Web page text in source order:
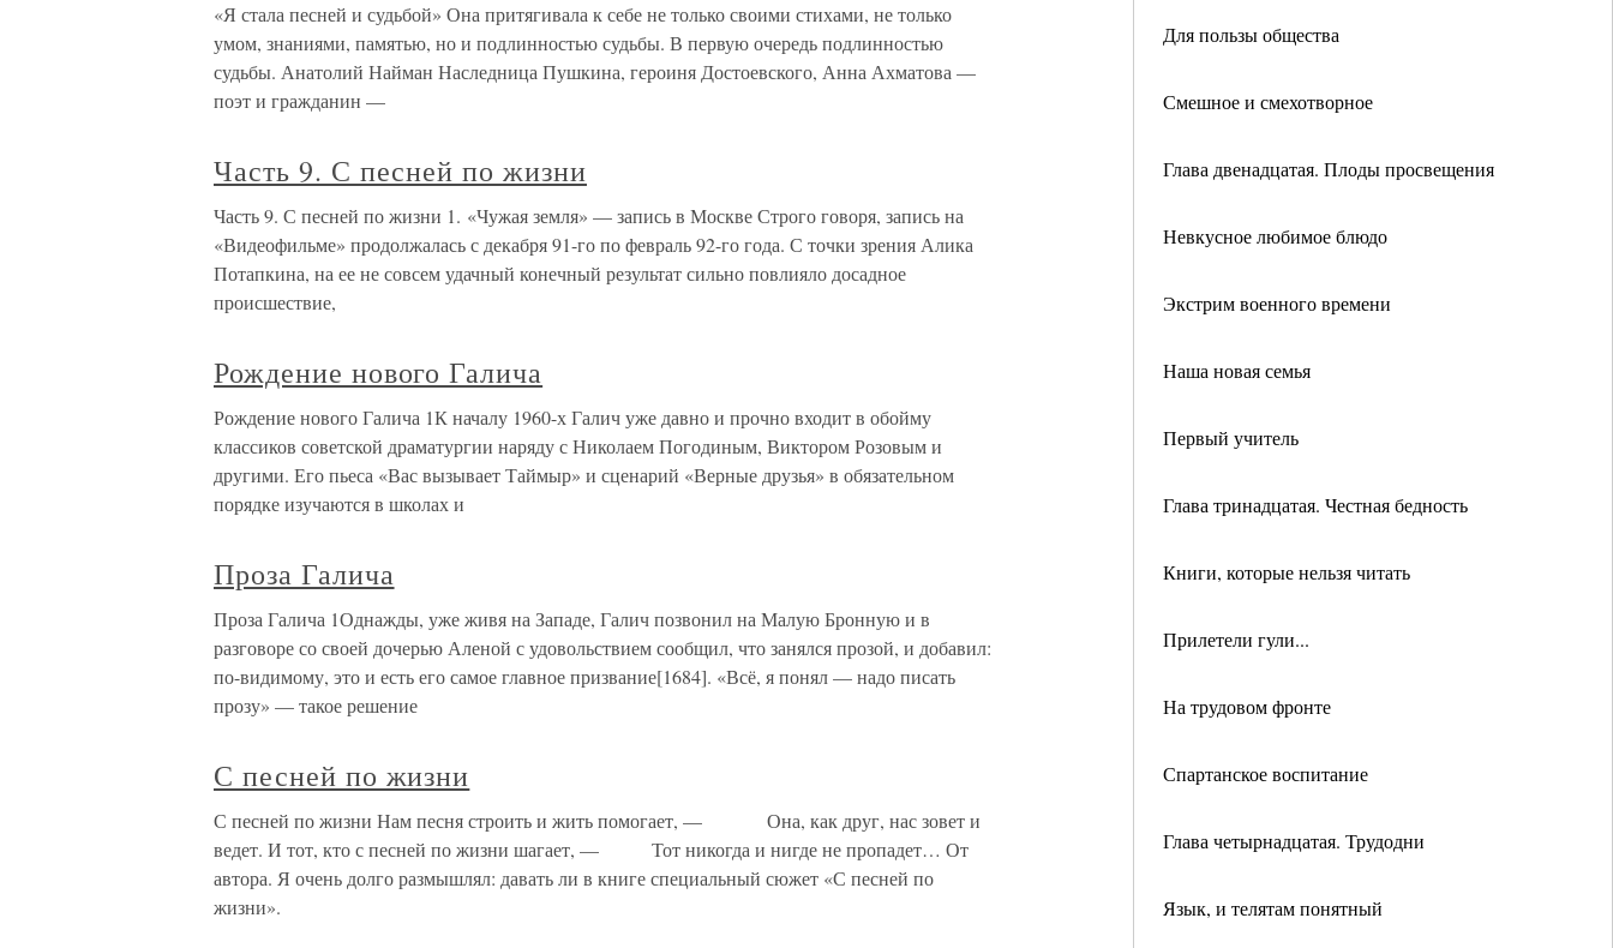
Для пользы общества
Смешное и смехотворное
Глава двенадцатая. Плоды просвещения
Невкусное любимое блюдо
Экстрим военного времени
Наша новая семья
Первый учитель
Глава тринадцатая. Честная бедность
Книги, которые нельзя читать
Прилетели гули...
На трудовом фронте
Спартанское воспитание
Глава четырнадцатая. Трудодни
Язык, и телятам понятный
«Я стала песней и судьбой» Она притягивала к себе не только своими стихами, не только
умом, знаниями, памятью, но и подлинностью судьбы. В первую очередь подлинностью
судьбы. Анатолий Найман Наследница Пушкина, героиня Достоевского, Анна Ахматова —
поэт и гражданин —
Часть 9. С песней по жизни
Часть 9. С песней по жизни 1. «Чужая земля» — запись в Москве Строго говоря, запись на
«Видеофильме» продолжалась с декабря 91-го по февраль 92-го года. С точки зрения Алика
Потапкина, на ее не совсем удачный конечный результат сильно повлияло досадное
происшествие,
Рождение нового Галича
Рождение нового Галича 1К началу 1960-х Галич уже давно и прочно входит в обойму
классиков советской драматургии наряду с Николаем Погодиным, Виктором Розовым и
другими. Его пьеса «Вас вызывает Таймыр» и сценарий «Верные друзья» в обязательном
порядке изучаются в школах и
Проза Галича
Проза Галича 1Однажды, уже живя на Западе, Галич позвонил на Малую Бронную и в
разговоре со своей дочерью Аленой с удовольствием сообщил, что занялся прозой, и добавил:
по-видимому, это и есть его самое главное призвание[1684]. «Всё, я понял — надо писать
прозу» — такое решение
С песней по жизни
С песней по жизни Нам песня строить и жить помогает, — Она, как друг, нас зовет и
ведет. И тот, кто с песней по жизни шагает, — Тот никогда и нигде не пропадет… От
автора. Я очень долго размышлял: давать ли в книге специальный сюжет «С песней по
жизни».